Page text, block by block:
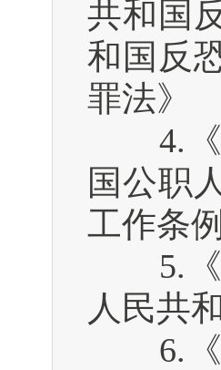
共和国
和国反
罪法》
4.《
国公职
工作条
5.《
人民共
6.《